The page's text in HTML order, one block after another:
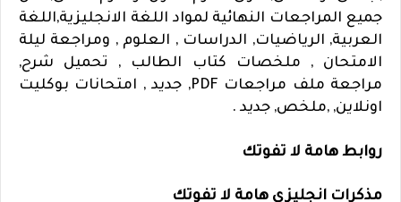
جميع المراجعات النهائية لمواد اللغة الانجليزية,اللغة
العربية, الرياضيات, الدراسات , العلوم , ومراجعة ليلة
الامتحان , ملخصات كتاب الطالب , تحميل شرح,
مراجعة ملف مراجعات PDF, جديد , امتحانات بوكليت
اونلاين, ,ملخص, جديد .
روابط هامة لا تفوتك
مذكرات انجليزى هامة لا تفوتك